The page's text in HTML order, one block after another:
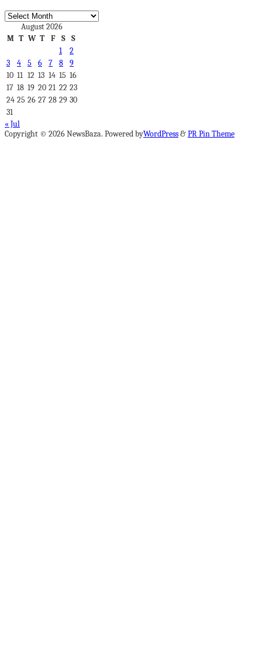
Archives
August 2026
M T W T F S
S
1
2
3
4 5 6 7 8
9
10 11 12 13 14 15 16
17 18 19 20 21 22 23
24 25 26 27 28 29 30
31
« Jul
Copyright © 2026 NewsBaza. Powered byWordPress&PR Pin Theme